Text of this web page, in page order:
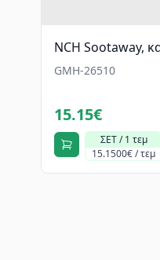
NCH Sootaway,
GMH-26510
15.15€
ΣΕΤ / 1 τεμ
15.1500€ / τεμ